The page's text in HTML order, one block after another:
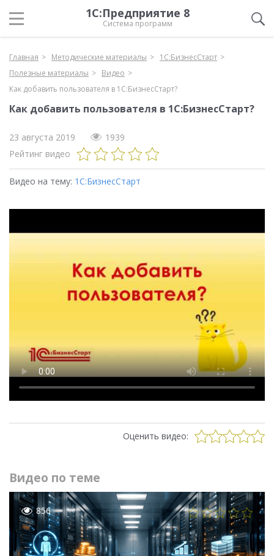
1С:Предприятие 8
Система программ
Главная Методические материалы
1С:БизнесСтарт
Полезные материалы
Видео
Как добавить пользователя в 1С:БизнесСтарт?
Как добавить пользователя в 1С:БизнесСтарт?
23 августа 2019
1939
Рейтинг видео
Видео на тему: 1С:БизнесСтарт
Оценить видео:
Видео по теме
856